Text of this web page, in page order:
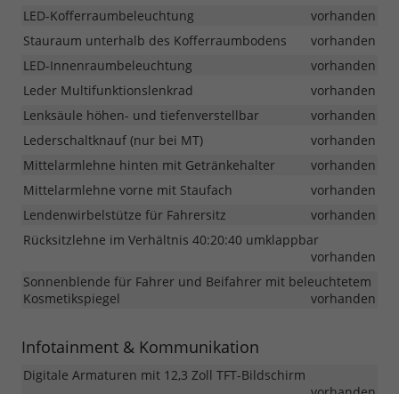
LED-Kofferraumbeleuchtung
vorhanden
Stauraum unterhalb des Kofferraumbodens
vorhanden
LED-Innenraumbeleuchtung
vorhanden
Leder Multifunktionslenkrad
vorhanden
Lenksäule höhen- und tiefenverstellbar
vorhanden
Lederschaltknauf (nur bei MT)
vorhanden
Mittelarmlehne hinten mit Getränkehalter
vorhanden
Mittelarmlehne vorne mit Staufach
vorhanden
Lendenwirbelstütze für Fahrersitz
vorhanden
Rücksitzlehne im Verhältnis 40:20:40 umklappbar
vorhanden
Sonnenblende für Fahrer und Beifahrer mit beleuchtetem
Kosmetikspiegel
vorhanden
Infotainment & Kommunikation
Digitale Armaturen mit 12,3 Zoll TFT-Bildschirm